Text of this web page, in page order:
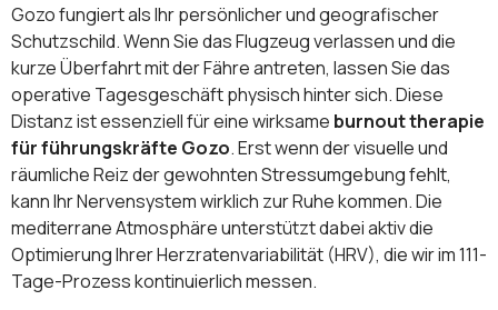
Gozo fungiert als Ihr persönlicher und geografischer
Schutzschild. Wenn Sie das Flugzeug verlassen und die
kurze Überfahrt mit der Fähre antreten, lassen Sie das
operative Tagesgeschäft physisch hinter sich. Diese
Distanz ist essenziell für eine wirksame burnout therapie
für führungskräfte Gozo. Erst wenn der visuelle und
räumliche Reiz der gewohnten Stressumgebung fehlt,
kann Ihr Nervensystem wirklich zur Ruhe kommen. Die
mediterrane Atmosphäre unterstützt dabei aktiv die
Optimierung Ihrer Herzratenvariabilität (HRV), die wir im 111-
Tage-Prozess kontinuierlich messen.